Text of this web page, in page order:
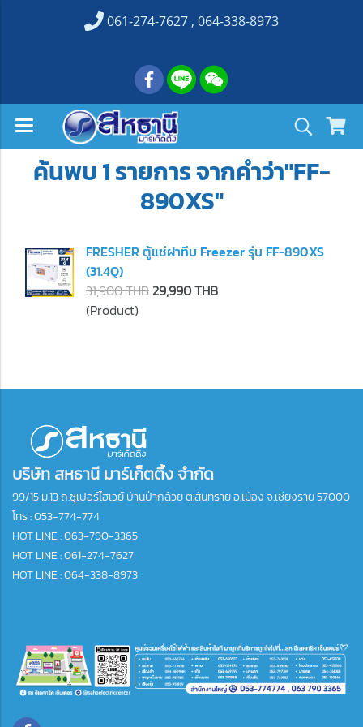
061-274-7627 , 064-338-8973
ค้นพบ 1 รายการ จากคำว่า"FF-
890XS"
FRESHER ตู้แช่ฝาทึบ Freezer รุ่น FF-890XS
(31.4Q)
31,900 THB29,990 THB
(Product)
บริษัท สหธานี มาร์เก็ตติ้ง จำกัด
99/15 ม.13 ถ.ซุเปอร์ไฮเวย์ บ้านป่ากล้วย ต.สันทราย อ.เมือง จ.เชียงราย 57000
โทร :053-774-774
HOT LINE : 063-790-3365
HOT LINE : 061-274-7627
HOT LINE : 064-338-8973